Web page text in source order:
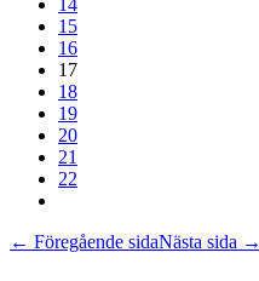
14
15
16
17
18
19
20
21
22
← Föregående sidaNästa sida →